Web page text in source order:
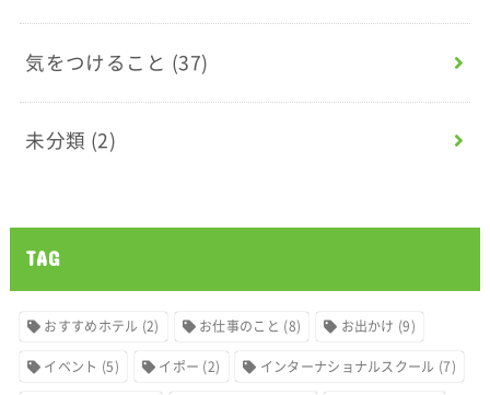
気をつけること (37)
未分類 (2)
TAG
おすすめホテル (2) お仕事のこと (8) お出かけ (9)
イベント (5) イポー (2) インターナショナルスクール (7)